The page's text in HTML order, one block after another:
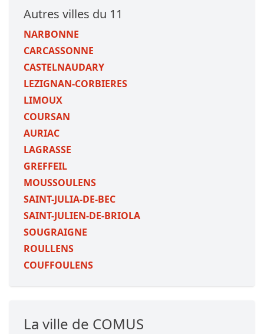
Autres villes du 11
NARBONNE
CARCASSONNE
CASTELNAUDARY
LEZIGNAN-CORBIERES
LIMOUX
COURSAN
AURIAC
LAGRASSE
GREFFEIL
MOUSSOULENS
SAINT-JULIA-DE-BEC
SAINT-JULIEN-DE-BRIOLA
SOUGRAIGNE
ROULLENS
COUFFOULENS
La ville de COMUS